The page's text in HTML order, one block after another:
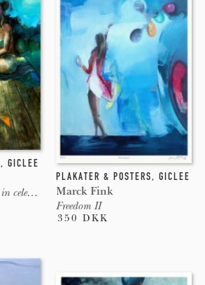
, GICLEE
The celebration – Lost in celebration XV
PLAKATER & POSTERS, GICLEE
Marck Fink
Freedom II
350 DKK